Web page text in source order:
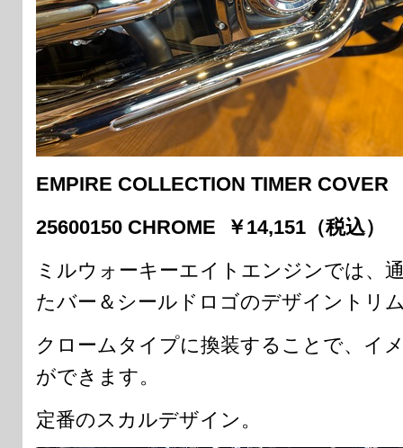
EMPIRE COLLECTION TIMER COVER
25600150 CHROME ￥14,151（税込）
ミルウォーキーエイトエンジンでは、
たバー＆シールドロゴのデザイントリ
クロームタイプに換装することで、イ
ができます。
定番のスカルデザイン。